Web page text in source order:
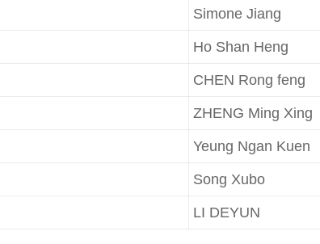
Simone Jiang
Ho Shan Heng
CHEN Rong feng
ZHENG Ming Xing
Yeung Ngan Kuen
Song Xubo
LI DEYUN